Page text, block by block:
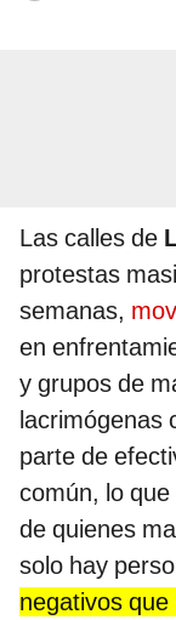
Las calles de
protestas
semanas,
en
y grupos de
lacrimógenas
parte de
común, lo
de quienes
solo hay
negativos